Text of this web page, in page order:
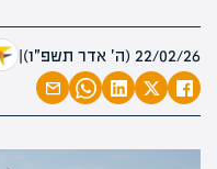
22/02/26 (ה׳ אדר תשפ״ו) |